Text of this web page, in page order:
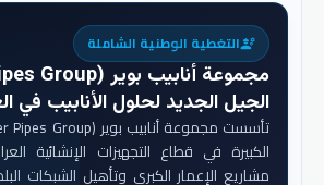
engineeringالتغطية الوطنية الشاملة
مجموعة أنابيب بوير (Bwer Pipes Group)
الجيل الجديد لحلول الأنابيب في
الكبيرة في قطاع التجهيزات الإنشائية